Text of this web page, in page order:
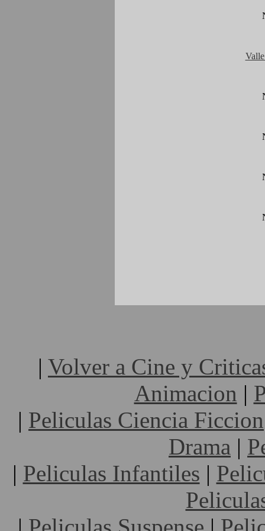
| Volver a Cine y
Animacion |
| Peliculas Ciencia Ficcion
Drama |
| Peliculas Infantiles |